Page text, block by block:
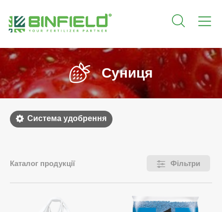
Суниця
Система удобрення
Каталог продукції Фільтри